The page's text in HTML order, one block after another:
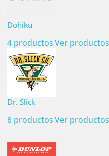
Dohiku
4 productos Ver productos
Dr. Slick
6 productos Ver productos